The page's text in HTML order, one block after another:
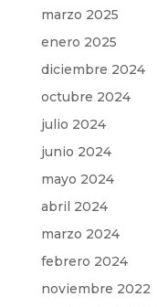
marzo 2025
enero 2025
diciembre 2024
octubre 2024
julio 2024
junio 2024
mayo 2024
abril 2024
marzo 2024
febrero 2024
noviembre 2022